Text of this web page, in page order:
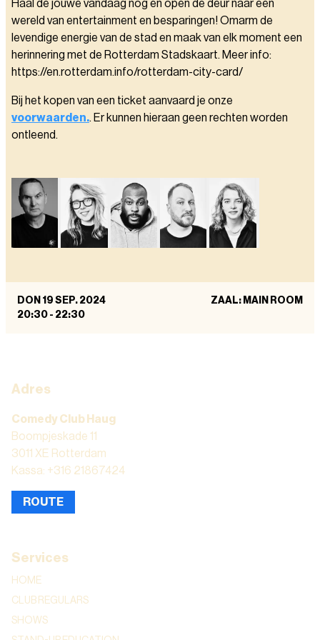
Haal de jouwe vandaag nog en open de deur naar een
wereld van entertainment en besparingen! Omarm de
levendige energie van de stad en maak van elk moment een
herinnering met de Rotterdam Stadskaart. Meer info:
https://en.rotterdam.info/rotterdam-city-card/
Bij het kopen van een ticket aanvaard je onze
voorwaarden.. Er kunnen hieraan geen rechten worden
ontleend.
DON 19 SEP. 2024
20:30 - 22:30
ZAAL: MAIN ROOM
Adres
Comedy Club Haug
Boompjeskade 11
3011 XE Rotterdam
Kassa: +316 21867424
ROUTE
Services
HOME
CLUB REGULARS
SHOWS